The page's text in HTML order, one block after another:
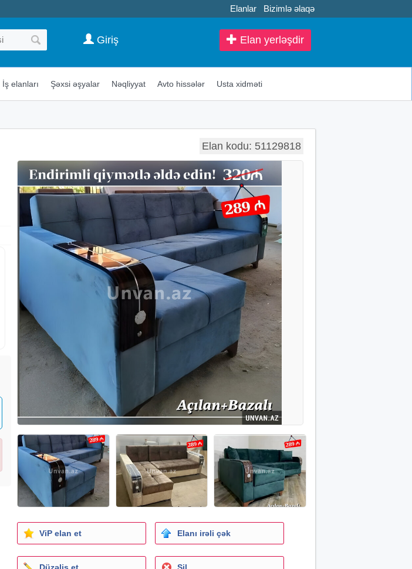
Elanlar Bizimlə əlaqə
Elan yerləşdir
Giriş
İş elanları Şəxsi əşyalar Nəqliyyat Avto hissələr Usta xidməti
Elan kodu: 51129818
ViP elan et Elanı irəli çək